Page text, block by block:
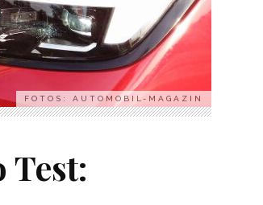
FOTOS: AUTOMOBIL-MAGAZIN
Test: